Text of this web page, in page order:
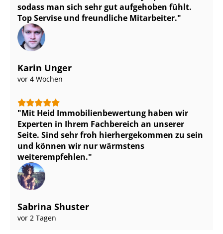
sodass man sich sehr gut aufgehoben fühlt.
Top Servise und freundliche Mitarbeiter.
Karin Unger
vor 4 Wochen
Mit Heid Im­mo­bi­li­en­be­wer­tung haben wir
Experten in Ihrem Fachbereich an unserer
Seite. Sind sehr froh hierhergekommen zu sein
und können wir nur wärmstens
weiterempfehlen.
Sabrina Shuster
vor 2 Tagen